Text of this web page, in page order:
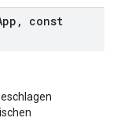
,
const